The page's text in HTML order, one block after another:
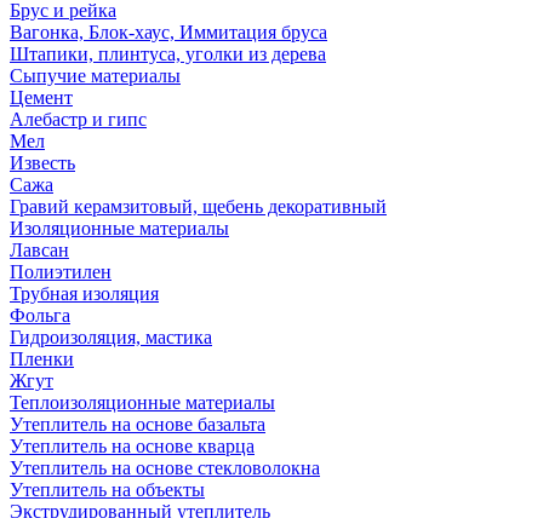
Брус и рейка
Вагонка, Блок-хаус, Иммитация бруса
Штапики, плинтуса, уголки из дерева
Сыпучие материалы
Цемент
Алебастр и гипс
Мел
Известь
Сажа
Гравий керамзитовый, щебень декоративный
Изоляционные материалы
Лавсан
Полиэтилен
Трубная изоляция
Фольга
Гидроизоляция, мастика
Пленки
Жгут
Теплоизоляционные материалы
Утеплитель на основе базальта
Утеплитель на основе кварца
Утеплитель на основе стекловолокна
Утеплитель на объекты
Экструдированный утеплитель